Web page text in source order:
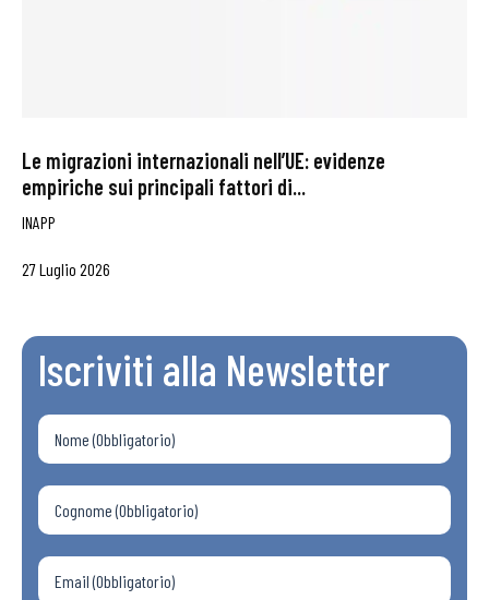
Le migrazioni internazionali nell’UE: evidenze
empiriche sui principali fattori di...
INAPP
27 Luglio 2026
Iscriviti alla Newsletter